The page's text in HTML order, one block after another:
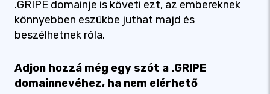
.GRIPE domainje is követi ezt, az embereknek
könnyebben eszükbe juthat majd és
beszélhetnek róla.
Adjon hozzá még egy szót a .GRIPE
domainnevéhez, ha nem elérhető